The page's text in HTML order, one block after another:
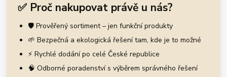
✅ Proč nakupovat právě u nás?
🛡️ Prověřený sortiment – jen funkční produkty
🌱 Bezpečná a ekologická řešení tam, kde je to možné
⚡ Rychlé dodání po celé České republice
🧠 Odborné poradenství s výběrem správného řešení